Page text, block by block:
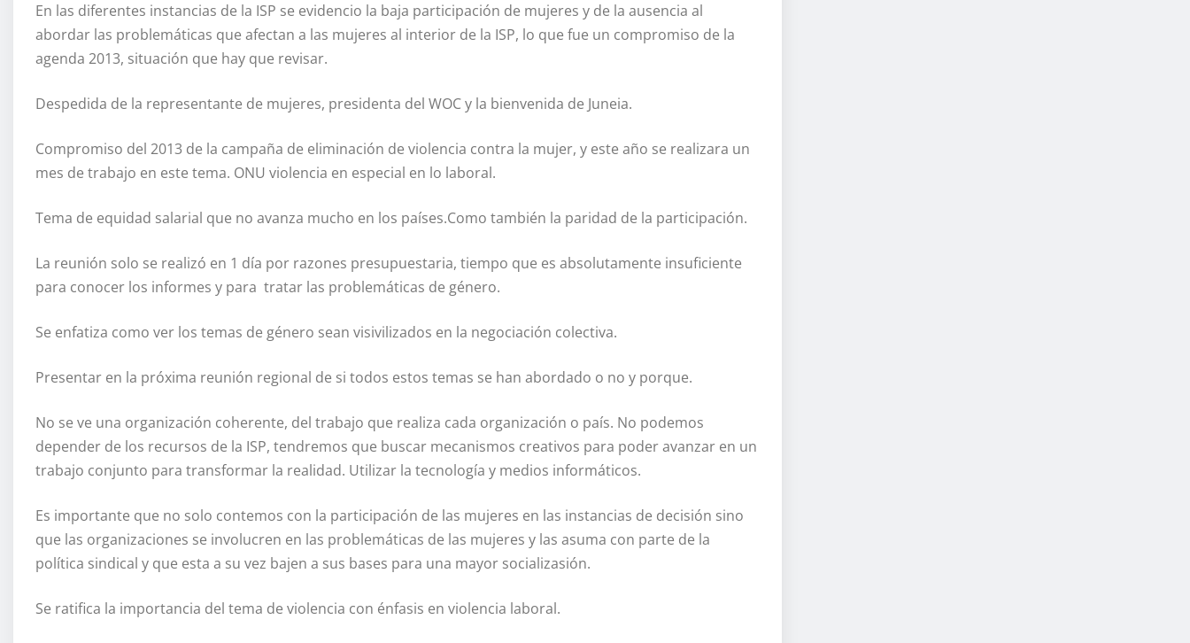
En las diferentes instancias de la ISP se evidencio la baja participación de mujeres y de la ausencia al
abordar las problemáticas que afectan a las mujeres al interior de la ISP, lo que fue un compromiso de la
agenda 2013, situación que hay que revisar.
Despedida de la representante de mujeres, presidenta del WOC y la bienvenida de Juneia.
Compromiso del 2013 de la campaña de eliminación de violencia contra la mujer, y este año se realizara un
mes de trabajo en este tema. ONU violencia en especial en lo laboral.
Tema de equidad salarial que no avanza mucho en los países.Como también la paridad de la participación.
La reunión solo se realizó en 1 día por razones presupuestaria, tiempo que es absolutamente insuficiente
para conocer los informes y para tratar las problemáticas de género.
Se enfatiza como ver los temas de género sean visivilizados en la negociación colectiva.
Presentar en la próxima reunión regional de si todos estos temas se han abordado o no y porque.
No se ve una organización coherente, del trabajo que realiza cada organización o país. No podemos
depender de los recursos de la ISP, tendremos que buscar mecanismos creativos para poder avanzar en un
trabajo conjunto para transformar la realidad. Utilizar la tecnología y medios informáticos.
Es importante que no solo contemos con la participación de las mujeres en las instancias de decisión sino
que las organizaciones se involucren en las problemáticas de las mujeres y las asuma con parte de la
política sindical y que esta a su vez bajen a sus bases para una mayor socializasión.
Se ratifica la importancia del tema de violencia con énfasis en violencia laboral.